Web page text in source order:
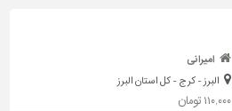
امیرانی
البرز - کرج - کل استان البرز
۱۱۰,۰۰۰ تومان